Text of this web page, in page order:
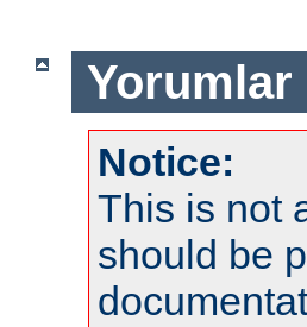
Yorumlar
Notice:
This is not
should be